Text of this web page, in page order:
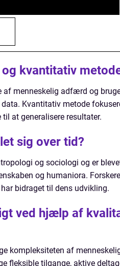
kvantitativ
af menneskelig adfærd og
Kvantitativ metode
at generalisere resultater.
sig over tid?
og sociologi og er
og humaniora.
bidraget til dens udvikling.
ved hjælp af
kompleksiteten af
fleksible tilgange, aktive